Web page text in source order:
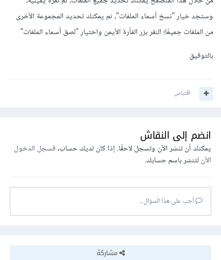
وستجد خيار "نسخ أسماء الملفات"، ثم يمكنك تحديد المجموعة الأخرى
من الملفات جميعًا؛ النقر بزر الفأرة الأيمن واختيار "لصق أسماء الملفات"
بالتوفيق
اقتباس
انضم إلى النقاش
يمكنك أن تنشر الآن وتسجل لاحقًا. إذا كان لديك حساب،فسجل الدخول
الآنلتنشر باسم حسابك.
أجب على هذا السؤال...
مشاركة